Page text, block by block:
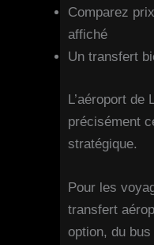
Comparez
affiché
Un transfert
L’aéroport de
précisément
stratégique.
Pour les
transfert
option, du